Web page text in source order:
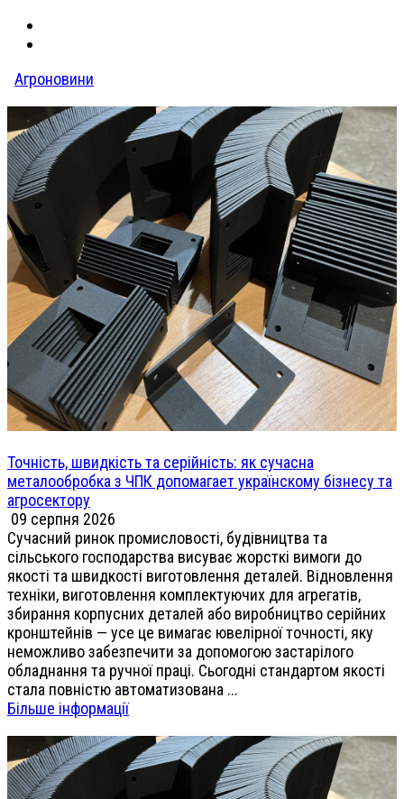
Агроновини
Точність, швидкість та серійність: як сучасна
металообробка з ЧПК допомагает українскому бізнесу та
агросектору
09 серпня 2026
Сучасний ринок промисловості, будівництва та
сільського господарства висуває жорсткі вимоги до
якості та швидкості виготовлення деталей. Відновлення
техніки, виготовлення комплектуючих для агрегатів,
збирання корпусних деталей або виробництво серійних
кронштейнів — усе це вимагає ювелірної точності, яку
неможливо забезпечити за допомогою застарілого
обладнання та ручної праці. Сьогодні стандартом якості
стала повністю автоматизована ...
Більше інформації